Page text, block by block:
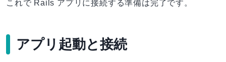
これで Rails アプリに接続する準備は完了です。
アプリ起動と接続